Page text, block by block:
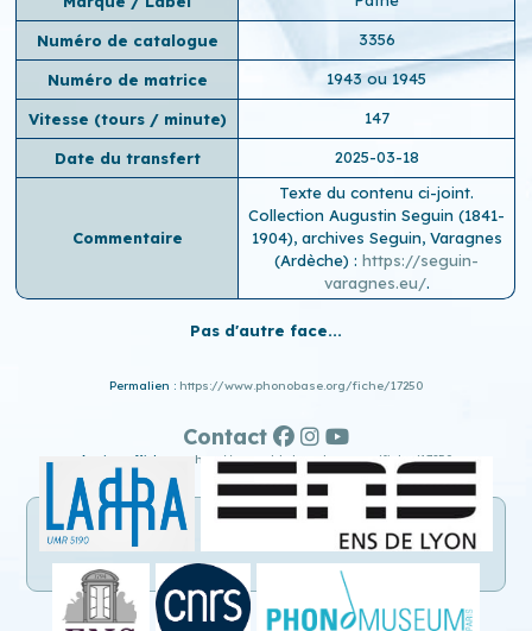
Numéro de catalogue 3356
Numéro de matrice 1943 ou 1945
Vitesse (tours / minute) 147
Date du transfert 2025-03-18
Commentaire
Texte du contenu ci-joint.
Collection Augustin Seguin (1841-
1904), archives Seguin, Varagnes
(Ardèche) :https://seguin-
varagnes.eu/.
Pas d'autre face...
Permalien : https://www.phonobase.org/fiche/17250
Ancien affichage : http://www.old.phonobase.org/fiche/17250
Contact